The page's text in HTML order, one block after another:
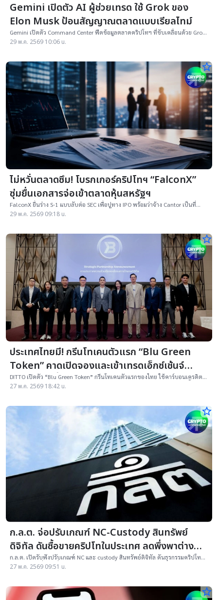
Gemini เปิดตัว AI ผู้ช่วยเทรด ใช้ Grok ของ
Elon Musk ป้อนสัญญาณตลาดแบบเรียลไทม์
Gemini เปิดตัว Command Center ฟีดข้อมูลตลาดคริปโทฯ ที่ขับเคลื่อนด้วย Grok
พร้อมเดินหน้าขยายธุรกิจสู่ตลาดอนุพันธ์และบริการการเงินครบวงจร
29 พ.ค. 2569 10:06 น.
star_border
ไม่หวั่นตลาดซึม! โบรกเกอร์คริปโทฯ “FalconX”
ซุ่มยื่นเอกสารจ่อเข้าตลาดหุ้นสหรัฐฯ
FalconX ยื่นร่าง S-1 แบบลับต่อ SEC เพื่อปูทาง IPO พร้อมว่าจ้าง Cantor เป็นที่
ปรึกษา แต่แผนเข้าตลาดอาจรอถึงปลายปี หลังภาวะตลาดคริปโตยังผันผวน
29 พ.ค. 2569 09:18 น.
star_border
ประเทศไทยมี! กรีนโทเคนตัวแรก “Blu Green
Token” คาดเปิดจองและเข้าเทรดเอ็กซ์เช้นจ์
ภายใน Q3 นี้
DITTO เปิดตัว “Blu Green Token” กรีนโทเคนตัวแรกของไทย ใช้คาร์บอนเครดิต
จากป่าชายเลนเป็นสินทรัพย์อ้างอิง คาดเปิดจองและเข้าเทรดภายใน Q3 ปีนี้
27 พ.ค. 2569 18:42 น.
star_border
ก.ล.ต. จ่อปรับเกณฑ์ NC-Custody สินทรัพย์
ดิจิทัล ดันซื้อขายคริปโทในประเทศ ลดพึ่งพาต่าง
ชาติ
ก.ล.ต. เปิดรับฟังปรับเกณฑ์ NC และ custody สินทรัพย์ดิจิทัล ดันธุรกรรมคริปโทอยู่
ในประเทศ เพื่อลดพึ่งพาต่างชาติ
27 พ.ค. 2569 09:51 น.
star_border